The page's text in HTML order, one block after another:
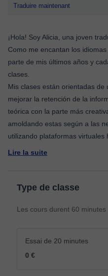
Traduire maintenant
¡Hola! Soy Alicia, una joven
Como me encantan los
parte de mis últimos años y
clases.
Mis clases están orientadas
mejorar la retención de la
teórica con la parte más
amoldando estas según a las
utilizando plataformas virtuales
Lire la suite
Type de classe
Les cours durent 60 minutes
Essai de 20 minutes
0 €